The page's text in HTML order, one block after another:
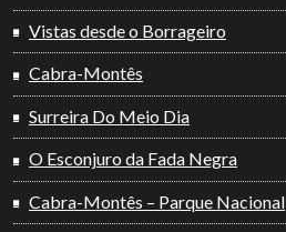
Vistas desde o Borrageiro
Cabra-Montês
Surreira Do Meio Dia
O Esconjuro da Fada Negra
Cabra-Montês – Parque Nacional